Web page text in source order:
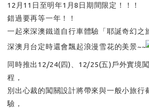
12月11日至明年1月8日期間限定！！！
錯過要再等一年！！
一起來深澳鐵道自行車體驗「耶誕奇幻之
深澳月台定時還會飄起浪漫雪花的美景~~
同時推出12/24(四)、12/25(五)戶外實境
程，
別出心裁的闖關設計將帶來與一般小旅行
驗，